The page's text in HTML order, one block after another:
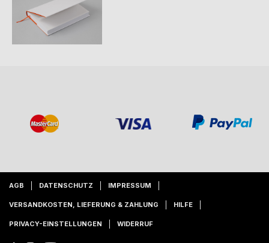
AGB DATENSCHUTZ IMPRESSUM
VERSANDKOSTEN, LIEFERUNG & ZAHLUNG HILFE
PRIVACY-EINSTELLUNGEN WIDERRUF